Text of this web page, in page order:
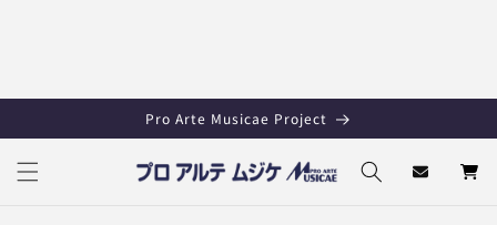
Pro Arte Musicae Project
Cart